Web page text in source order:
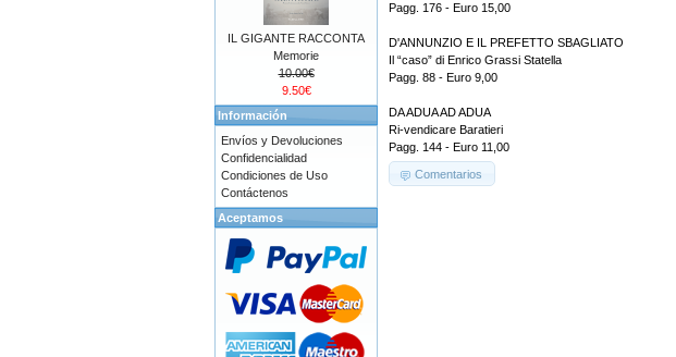
Pagg. 176 - Euro 15,00
D'ANNUNZIO E IL PREFETTO SBAGLIATO
Il “caso” di Enrico Grassi Statella
Pagg. 88 - Euro 9,00
DA ADUA AD ADUA
Ri-vendicare Baratieri
Pagg. 144 - Euro 11,00
Comentarios
IL GIGANTE RACCONTA
Memorie
10.00€
9.50€
Información
Envíos y Devoluciones
Confidencialidad
Condiciones de Uso
Contáctenos
Aceptamos